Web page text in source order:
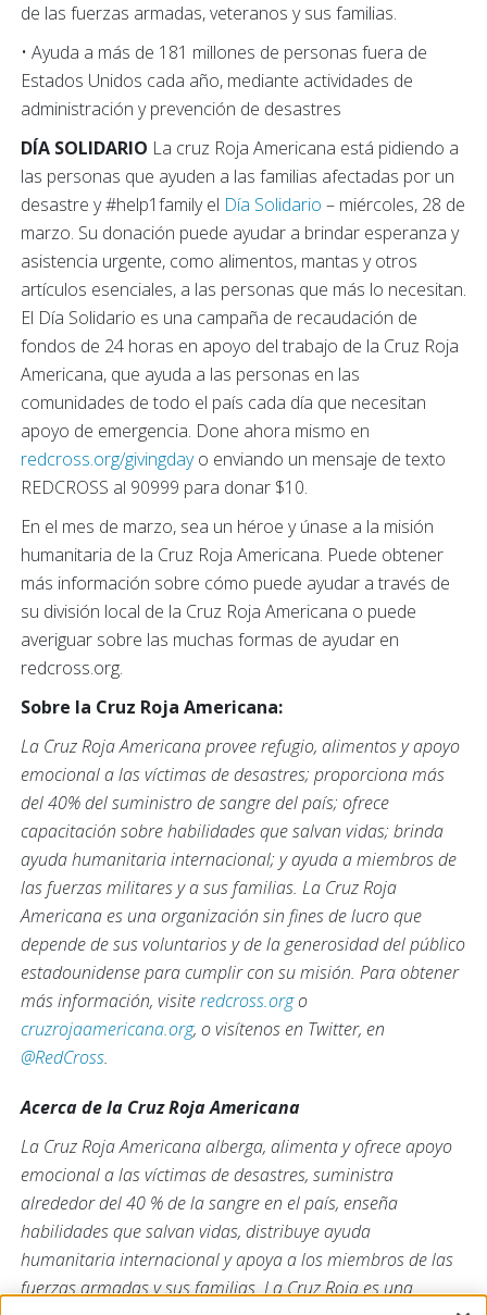
de las fuerzas armadas, veteranos y sus familias.
• Ayuda a más de 181 millones de personas fuera de
Estados Unidos cada año, mediante actividades de
administración y prevención de desastres
DÍA SOLIDARIO La cruz Roja Americana está pidiendo a
las personas que ayuden a las familias afectadas por un
desastre y #help1family el Día Solidario – miércoles, 28 de
marzo. Su donación puede ayudar a brindar esperanza y
asistencia urgente, como alimentos, mantas y otros
artículos esenciales, a las personas que más lo necesitan.
El Día Solidario es una campaña de recaudación de
fondos de 24 horas en apoyo del trabajo de la Cruz Roja
Americana, que ayuda a las personas en las
comunidades de todo el país cada día que necesitan
apoyo de emergencia. Done ahora mismo en
redcross.org/givingdayo enviando un mensaje de texto
REDCROSS al 90999 para donar $10.
En el mes de marzo, sea un héroe y únase a la misión
humanitaria de la Cruz Roja Americana. Puede obtener
más información sobre cómo puede ayudar a través de
su división local de la Cruz Roja Americana o puede
averiguar sobre las muchas formas de ayudar en
redcross.org.
Sobre la Cruz Roja Americana:
La Cruz Roja Americana provee refugio, alimentos y apoyo
emocional a las víctimas de desastres; proporciona más
del 40% del suministro de sangre del país; ofrece
capacitación sobre habilidades que salvan vidas; brinda
ayuda humanitaria internacional; y ayuda a miembros de
las fuerzas militares y a sus familias. La Cruz Roja
Americana es una organización sin fines de lucro que
depende de sus voluntarios y de la generosidad del público
estadounidense para cumplir con su misión. Para obtener
más información, visiteredcross.orgo
cruzrojaamericana.org, o visítenos en Twitter, en
@RedCross.
Acerca de la Cruz Roja Americana
La Cruz Roja Americana alberga, alimenta y ofrece apoyo
emocional a las víctimas de desastres, suministra
alrededor del 40 % de la sangre en el país, enseña
habilidades que salvan vidas, distribuye ayuda
humanitaria internacional y apoya a los miembros de las
fuerzas armadas y sus familias. La Cruz Roja es una